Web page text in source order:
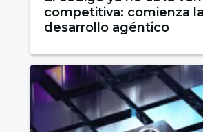
competitiva: comienza
desarrollo agéntico